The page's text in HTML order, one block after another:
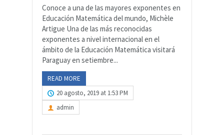
Conoce a una de las mayores exponentes en
Educación Matemática del mundo, Michèle
Artigue Una de las más reconocidas
exponentes a nivel internacional en el
ámbito de la Educación Matemática visitará
Paraguay en setiembre...
READ MORE
20 agosto, 2019 at 1:53 PM
admin